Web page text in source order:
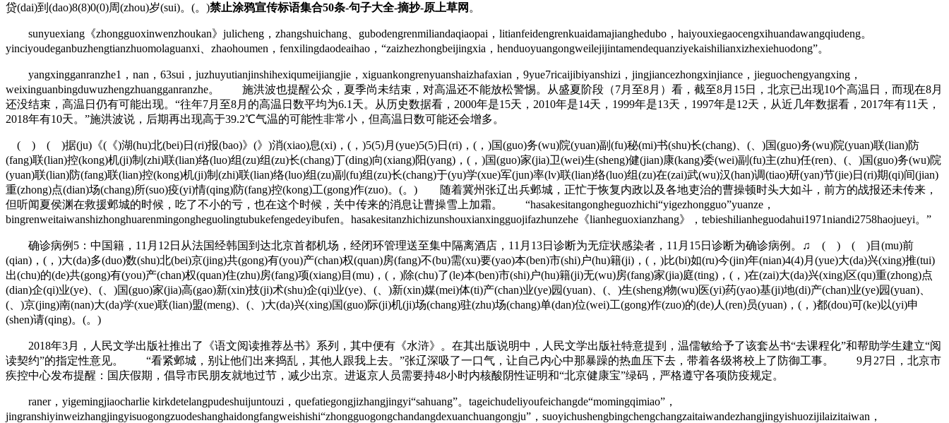
贷(dai)到(dao)8(8)0(0)周(zhou)岁(sui)。(。)禁止涂鸦宣传标语集合50条-句子大全-摘抄-原上草网 。
sunyuexiang《zhongguoxinwenzhoukan》julicheng，zhangshuichang、gubodengrenmiliandaqiaopai，litianfeidengrenkuaidamajianghedubo，haiyouxiegaocengxihuandawangqiudeng。
yinciyoudeganbuzhengtianzhuomolaguanxi、zhaohoumen，fenxilingdaodeaihao，“zaizhezhongbeijingxia，henduoyuangongweilejijintamendequanziyekaishilianxizhexiehuodong”。
yangxingganranzhe1，nan，63sui，juzhuyutianjinshihexiqumeijiangjie，xiguankongrenyuanshaizhafaxian，9yue7ricaijibiyanshizi，jingjiancezhongxinjiance，jieguochengyangxing，
weixinguanbingduwuzhengzhuangganranzhe。 施洪波也提醒公众，夏季尚未结束，对高温还不能放松警惕。从盛夏阶段（7月至8月）看，截至8月15日，北京已出现10个高温日，而现在8月
还没结束，高温日仍有可能出现。“往年7月至8月的高温日数平均为6.1天。从历史数据看，2000年是15天，2010年是14天，1999年是13天，1997年是12天，从近几年数据看，2017年有11天，
2018年有10天。”施洪波说，后期再出现高于39.2℃气温的可能性非常小，但高温日数可能还会增多。
( ) ( )据(ju)《(《)湖(hu)北(bei)日(ri)报(bao)》(》)消(xiao)息(xi)，(，)5(5)月(yue)5(5)日(ri)，(，)国(guo)务(wu)院(yuan)副(fu)秘(mi)书(shu)长(chang)、(、)国(guo)务(wu)院(yuan)联(lian)防
(fang)联(lian)控(kong)机(ji)制(zhi)联(lian)络(luo)组(zu)组(zu)长(chang)丁(ding)向(xiang)阳(yang)，(，)国(guo)家(jia)卫(wei)生(sheng)健(jian)康(kang)委(wei)副(fu)主(zhu)任(ren)、(、)国(guo)务(wu)院
(yuan)联(lian)防(fang)联(lian)控(kong)机(ji)制(zhi)联(lian)络(luo)组(zu)副(fu)组(zu)长(chang)于(yu)学(xue)军(jun)率(lv)联(lian)络(luo)组(zu)在(zai)武(wu)汉(han)调(tiao)研(yan)节(jie)日(ri)期(qi)间(jian)
重(zhong)点(dian)场(chang)所(suo)疫(yi)情(qing)防(fang)控(kong)工(gong)作(zuo)。(。) 随着冀州张辽出兵邺城，正忙于恢复内政以及各地吏治的曹操顿时头大如斗，前方的战报还未传来，
但听闻夏侯渊在救援邺城的时候，吃了不小的亏，也在这个时候，关中传来的消息让曹操雪上加霜。 “hasakesitangongheguozhichi“yigezhongguo”yuanze，
bingrenweitaiwanshizhonghuarenmingongheguolingtubukefengedeyibufen。hasakesitanzhichizunshouxianxingguojifazhunzehe《lianheguoxianzhang》，tebieshilianheguodahui1971niandi2758haojueyi。”
确诊病例5：中国籍，11月12日从法国经韩国到达北京首都机场，经闭环管理送至集中隔离酒店，11月13日诊断为无症状感染者，11月15日诊断为确诊病例。♫ ( ) ( )目(mu)前
(qian)，(，)大(da)多(duo)数(shu)北(bei)京(jing)共(gong)有(you)产(chan)权(quan)房(fang)不(bu)需(xu)要(yao)本(ben)市(shi)户(hu)籍(ji)，(，)比(bi)如(ru)今(jin)年(nian)4(4)月(yue)大(da)兴(xing)推(tui)
出(chu)的(de)共(gong)有(you)产(chan)权(quan)住(zhu)房(fang)项(xiang)目(mu)，(，)除(chu)了(le)本(ben)市(shi)户(hu)籍(ji)无(wu)房(fang)家(jia)庭(ting)，(，)在(zai)大(da)兴(xing)区(qu)重(zhong)点
(dian)企(qi)业(ye)、(、)国(guo)家(jia)高(gao)新(xin)技(ji)术(shu)企(qi)业(ye)、(、)新(xin)媒(mei)体(ti)产(chan)业(ye)园(yuan)、(、)生(sheng)物(wu)医(yi)药(yao)基(ji)地(di)产(chan)业(ye)园(yuan)、
(、)京(jing)南(nan)大(da)学(xue)联(lian)盟(meng)、(、)大(da)兴(xing)国(guo)际(ji)机(ji)场(chang)驻(zhu)场(chang)单(dan)位(wei)工(gong)作(zuo)的(de)人(ren)员(yuan)，(，)都(dou)可(ke)以(yi)申
(shen)请(qing)。(。)
2018年3月，人民文学出版社推出了《语文阅读推荐丛书》系列，其中便有《水浒》。在其出版说明中，人民文学出版社特意提到，温儒敏给予了该套丛书“去课程化”和帮助学生建立“阅
读契约”的指定性意见。 “看紧邺城，别让他们出来捣乱，其他人跟我上去。”张辽深吸了一口气，让自己内心中那暴躁的热血压下去，带着各级将校上了防御工事。 9月27日，北京市
疾控中心发布提醒：国庆假期，倡导市民朋友就地过节，减少出京。进返京人员需要持48小时内核酸阴性证明和“北京健康宝”绿码，严格遵守各项防疫规定。
raner，yigemingjiaocharlie kirkdetelangpudeshuijuntouzi，quefatiegongjizhangjingyi“sahuang”。tageichudeliyoufeichangde“momingqimiao”，
jingranshiyinweizhangjingyisuogongzuodeshanghaidongfangweishishi“zhongguogongchandangdexuanchuangongju”，suoyichushengbingchengchangzaitaiwandezhangjingyishuozijilaizitaiwan，